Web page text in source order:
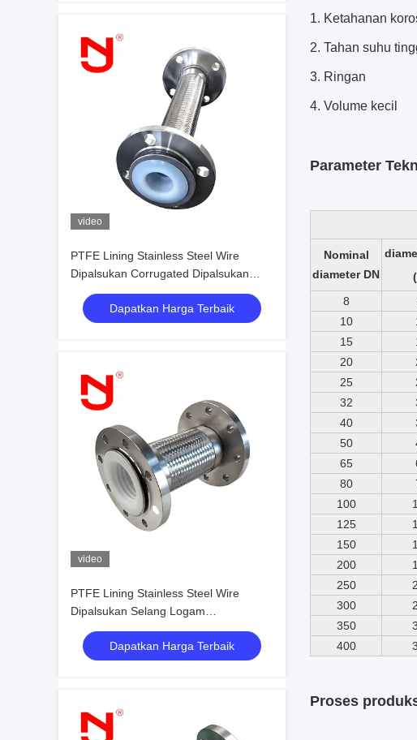
video
PTFE Lining Stainless Steel Wire
Dipalsukan Corrugated Dipalsukan
Pipa Fleksibel
Dapatkan Harga Terbaik
video
PTFE Lining Stainless Steel Wire
Dipalsukan Selang Logam
Bergelombang Dipalsukan
Dapatkan Harga Terbaik
1. Ketahanan
2. Tahan suhu
3. Ringan
4. Volume kecil
Parameter
Nominal
diameter DN
8
10
15
20
25
32
40
50
65
80
100
125
150
200
250
300
350
400
Proses